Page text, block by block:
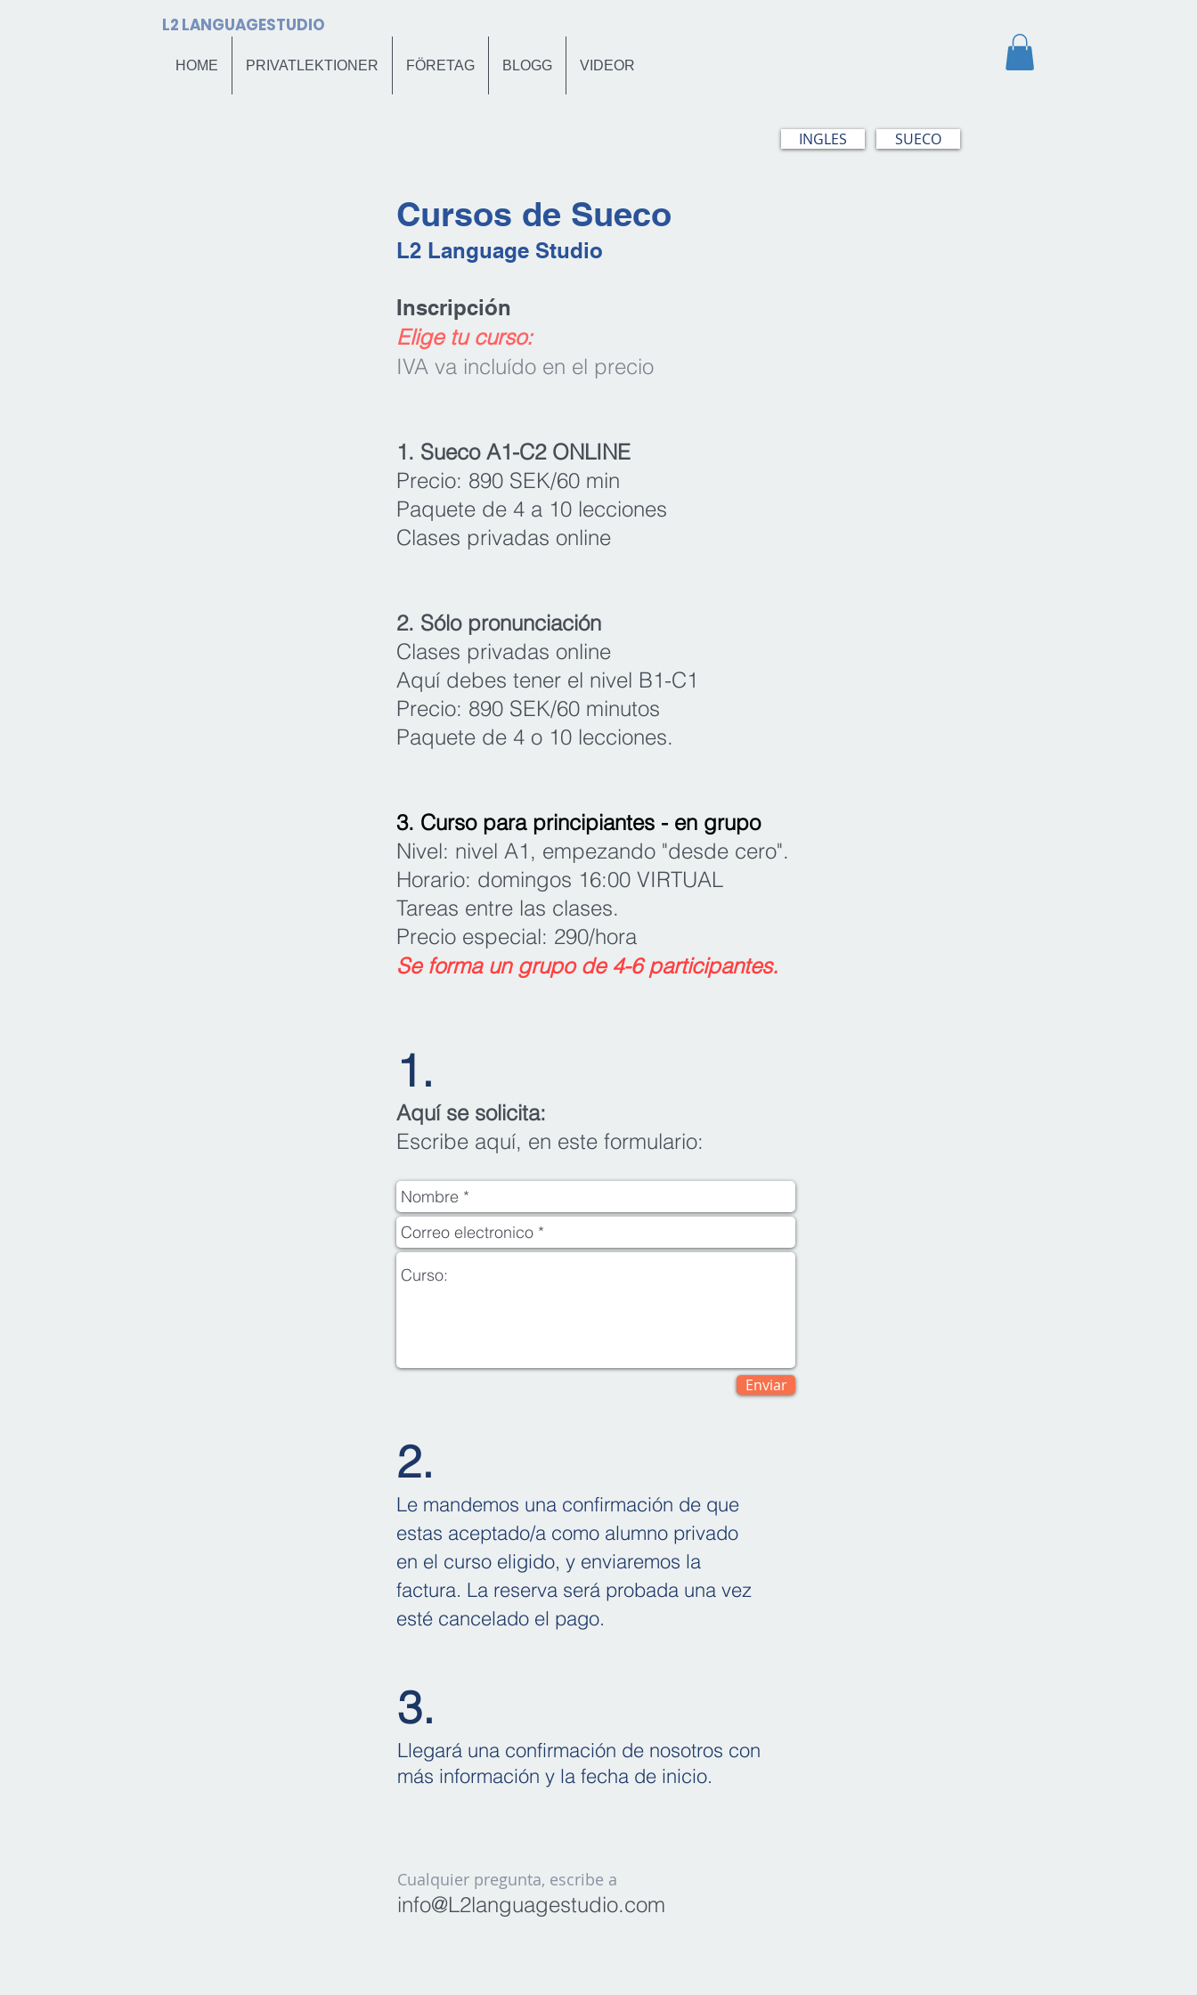
L2 LANGUAGESTUDIO
HOME PRIVATLEKTIONER FÖRETAG BLOGG VIDEOR
INGLES SUECO
Cursos de Sueco
L2 Language Studio
Inscripción
Elige tu curso:
IVA va incluído en el precio
1. Sueco A1-C2 ONLINE
Precio: 890 SEK/60 min
Paquete de 4 a 10 lecciones
Clases privadas online
2. Sólo pronunciación
Clases privadas online
Aquí debes tener el nivel B1-C1
Precio: 890 SEK/60 minutos
Paquete de 4 o 10 lecciones.
3. Curso para principiantes - en grupo
Nivel: nivel A1, empezando "desde cero".
Horario: domingos 16:00 VIRTUAL
Tareas entre las clases.
Precio especial: 290/hora
Se forma un grupo de4-6participantes.
1.
Aquí se solicita:
Escribe aquí, en este formulario:
Enviar
2.
Le mandemos una confirmación de que
estas aceptado/a como alumno privado
en el curso eligido, y enviaremos la
factura. La reserva será probada una vez
esté cancelado el pago.
3.
Llegará una confirmación de nosotros con
más información y la fecha de inicio.
Cualquier pregunta, escribe a
info@L2languagestudio.com